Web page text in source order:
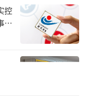
大师”，各类直
糕各品类等等也
年OATLY在高
控
务